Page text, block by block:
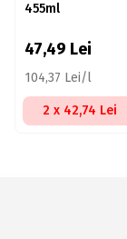
455ml
47,49 Lei
104,37 Lei/l
2 x 42,74 Lei